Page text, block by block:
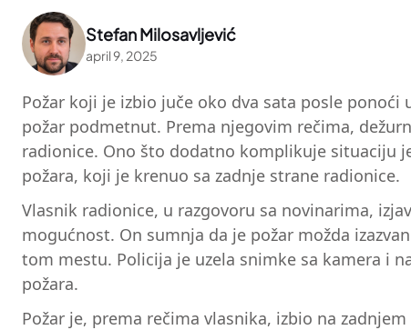
Stefan Milosavljević
april 9, 2025
Požar koji je izbio juče oko dva sata posle
požar podmetnut. Prema njegovim rečima,
radionice. Ono što dodatno komplikuje situaciju
požara, koji je krenuo sa zadnje strane radionice.
Vlasnik radionice, u razgovoru sa novinarima,
mogućnost. On sumnja da je požar možda
tom mestu. Policija je uzela snimke sa kamera i
požara.
Požar je, prema rečima vlasnika, izbio na